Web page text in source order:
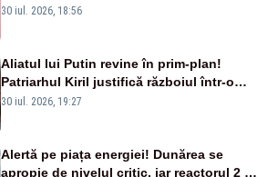
pânza de păianjen a făcut senzație
30 iul. 2026, 18:56
Aliatul lui Putin revine în prim-plan!
Patriarhul Kiril justifică războiul într-o
nouă carte
30 iul. 2026, 19:27
Alertă pe piața energiei! Dunărea se
apropie de nivelul critic, iar reactorul 2 de